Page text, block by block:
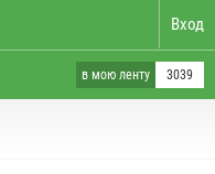
Вход
в мою ленту 3039